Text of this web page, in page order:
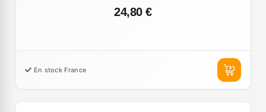
24,80 €
En stock France